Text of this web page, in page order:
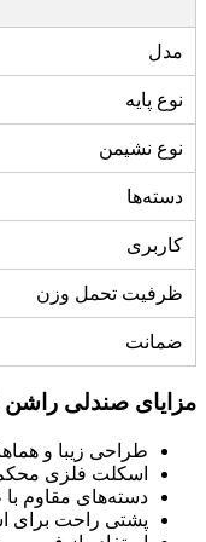
مدل
نوع پایه
نوع نشیمن
دسته‌ها
کاربری
ظرفیت تحمل وزن
ضمانت
مزایای صندلی راشن
طراحی زیبا و
اسکلت فلزی محکم
دسته‌های مقاوم
پشتی راحت برای